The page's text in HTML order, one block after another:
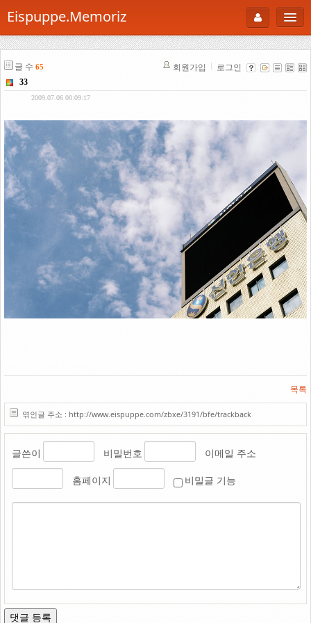
Eispuppe.Memoriz
로그인
About
AboutTori
Photo
Gallery
Snaps
B Cut
Portfolio
공부방
Footprint
Link
글 수 65 회원가입 로그인
33
2009.07.06 00:09:17
목록
엮인글 주소 : http://www.eispuppe.com/zbxe/3191/bfe/trackback
글쓴이 비밀번호 이메일 주소
홈페이지 비밀글 기능